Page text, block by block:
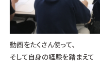
動画をたくさん使って、
そして自身の経験を踏まえて